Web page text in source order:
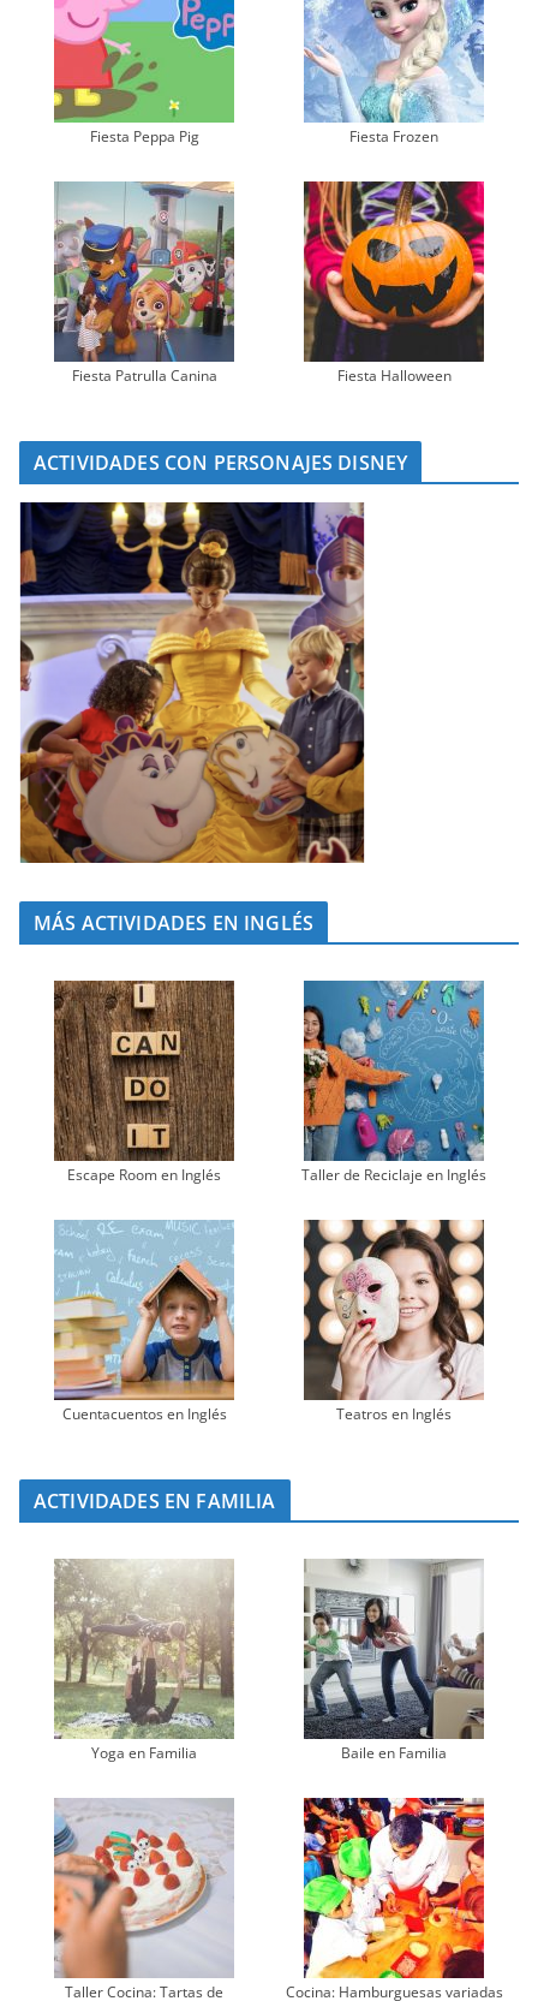
Fiesta Peppa Pig Fiesta Frozen
Fiesta Patrulla Canina Fiesta Halloween
ACTIVIDADES CON PERSONAJES DISNEY
MÁS ACTIVIDADES EN INGLÉS
Escape Room en Inglés Taller de Reciclaje en Inglés
Cuentacuentos en Inglés Teatros en Inglés
ACTIVIDADES EN FAMILIA
Yoga en Familia Baile en Familia
Taller Cocina: Tartas de
Cocina: Hamburguesas variadas